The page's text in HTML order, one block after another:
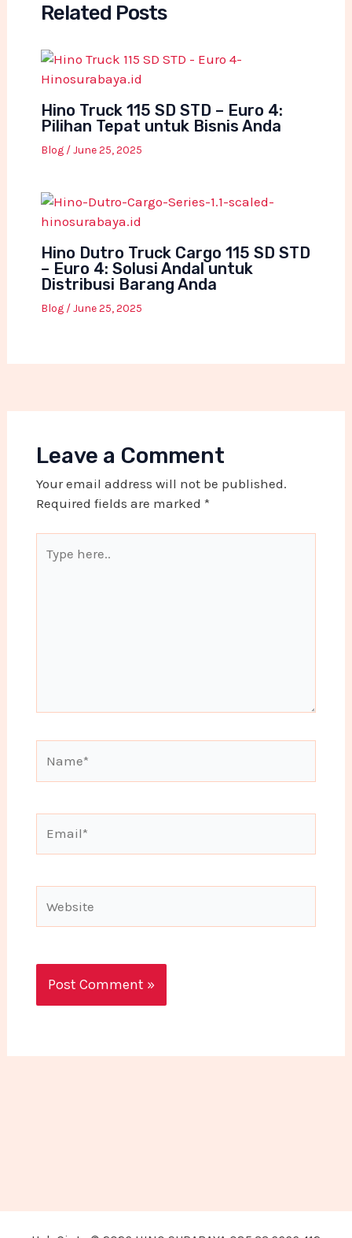
Related Posts
Hino Truck 115 SD STD – Euro 4:
Pilihan Tepat untuk Bisnis Anda
Blog/June 25, 2025
Hino Dutro Truck Cargo 115 SD STD
– Euro 4: Solusi Andal untuk
Distribusi Barang Anda
Blog/June 25, 2025
Leave a Comment
Your email address will not be published.
Required fields are marked *
here..